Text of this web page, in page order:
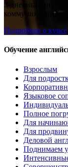
3-дневный
коммуникаций на
Подробнее о курсе
Обучение
Взрослым
Для
Языковое
Полное
Для
Для
Деловой
Поднимаем